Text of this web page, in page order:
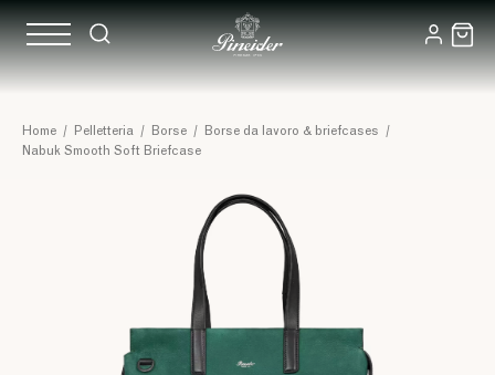
Home / Pelletteria / Borse / Borse da lavoro & briefcases
/
Nabuk Smooth Soft Briefcase